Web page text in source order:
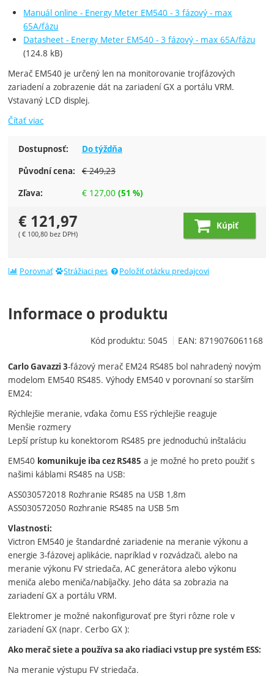
Manuál online - Energy Meter EM540 - 3 fázový - max
65A/fázu
Datasheet - Energy Meter EM540 - 3 fázový - max 65A/fázu
(124.8 kB)
Merač EM540 je určený len na monitorovanie trojfázových
zariadení a zobrazenie dát na zariadení GX a portálu VRM.
Vstavaný LCD displej.
Čítať viac
Dostupnosť:
Do týždňa
Původní cena:
€249,23
Zľava: €127,00 (51 %)
€ 121,97
( € 100,80 bez DPH)
Kúpiť
Porovnať Strážiaci pes Položiť otázku predajcovi
Informace o produktu
Kód produktu: 5045 EAN: 8719076061168
Carlo Gavazzi 3-fázový merač EM24 RS485 bol nahradený novým
modelom EM540 RS485. Výhody EM540 v porovnaní so starším
EM24:
Rýchlejšie meranie, vďaka čomu ESS rýchlejšie reaguje
Menšie rozmery
Lepší prístup ku konektorom RS485 pre jednoduchú inštaláciu
EM540 komunikuje iba cez RS485 a je možné ho preto použiť s
našimi káblami RS485 na USB:
ASS030572018 Rozhranie RS485 na USB 1,8m
ASS030572050 Rozhranie RS485 na USB 5m
Vlastnosti:
Victron EM540 je štandardné zariadenie na meranie výkonu a
energie 3-fázovej aplikácie, napríklad v rozvádzači, alebo na
meranie výkonu FV striedača, AC generátora alebo výkonu
meniča alebo meniča/nabíjačky. Jeho dáta sa zobrazia na
zariadení GX a portálu VRM.
Elektromer je možné nakonfigurovať pre štyri rôzne role v
zariadení GX (napr. Cerbo GX ):
Ako merač siete a používa sa ako riadiaci vstup pre systém ESS:
Na meranie výstupu FV striedača.